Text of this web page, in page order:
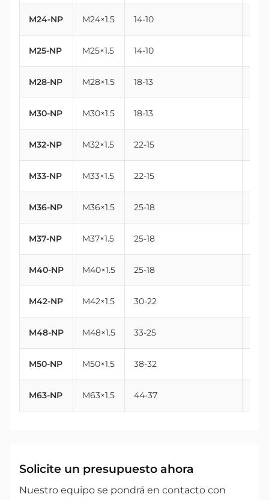
M24-NP M24×1.5 14-10
M25-NP M25×1.5 14-10
M28-NP M28×1.5 18-13
M30-NP M30×1.5 18-13
M32-NP M32×1.5 22-15
M33-NP M33×1.5 22-15
M36-NP M36×1.5 25-18
M37-NP M37×1.5 25-18
M40-NP M40×1.5 25-18
M42-NP M42×1.5 30-22
M48-NP M48×1.5 33-25
M50-NP M50×1.5 38-32
M63-NP M63×1.5 44-37
Solicite un presupuesto ahora
Nuestro equipo se pondrá en contacto con